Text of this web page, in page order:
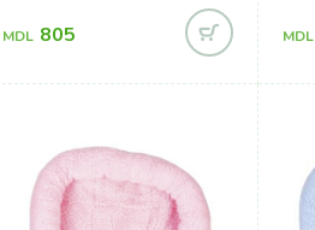
MDL 805 MDL